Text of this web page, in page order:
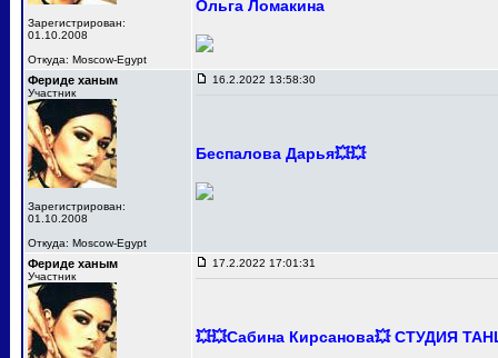
Зарегистрирован:
01.10.2008
Откуда: Moscow-Egypt
Ольга Ломакина
Фериде ханым
Участник
Зарегистрирован:
01.10.2008
Откуда: Moscow-Egypt
16.2.2022 13:58:30
Беспалова Дарья💥💥
Фериде ханым
Участник
17.2.2022 17:01:31
💥💥Сабина Кирсанова💥 СТУДИЯ